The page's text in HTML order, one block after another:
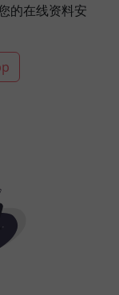
的在线资料安